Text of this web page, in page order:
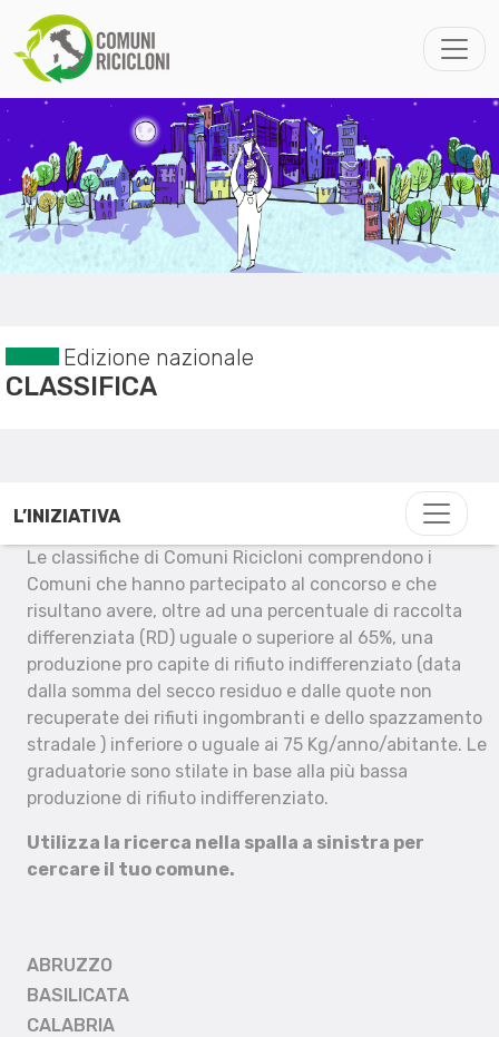
Edizione nazionale
CLASSIFICA
L’INIZIATIVA
Le classifiche di Comuni Ricicloni comprendono i
Comuni che hanno partecipato al concorso e che
risultano avere, oltre ad una percentuale di raccolta
differenziata (RD) uguale o superiore al 65%, una
produzione pro capite di rifiuto indifferenziato (data
dalla somma del secco residuo e dalle quote non
recuperate dei rifiuti ingombranti e dello spazzamento
stradale ) inferiore o uguale ai 75 Kg/anno/abitante. Le
graduatorie sono stilate in base alla più bassa
produzione di rifiuto indifferenziato.
Utilizza la ricerca nella spalla a sinistra per
cercare il tuo comune.
ABRUZZO
BASILICATA
CALABRIA